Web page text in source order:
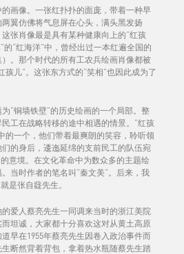
画像。一张红扑扑的面庞，带着一种早
翼仿佛将气息屏在心头，满头黑发扬
张肖像最是具有某种健康向上的“红孩
的“红海洋”中，曾经出过一本红遍全国的
）。那个时代的所有工农兵绘画肖像都被
孩儿”。这张东方式的“笑相”也因此成为了
“铜墙铁壁”的历史绘画的一个局部。整
工在战略转移的途中相遇的情景。“红孩
的一个，他们带着最爽朗的笑容，聆听领
的身后，逶迤延绵的支前民工的队伍宛
意境。在文化革命中为数众多的主题绘
当时作者的笔名叫“秦文美”。后来，我
是张自薿先生。
爱人蔡亮先生一同调来当时的浙江美院
坦诚，大家都十分喜欢这对从黄土高原
早在1955年蔡亮先生因卷入政治事件而
断然背着背包，拿着热水瓶随蔡先生踏